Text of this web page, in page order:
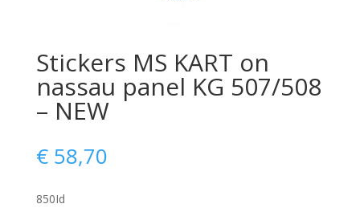
Stickers MS KART on
nassau panel KG 507/508
– NEW
€58,70
850Id